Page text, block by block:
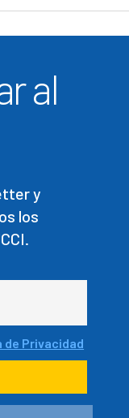
al
y
los
de Privacidad